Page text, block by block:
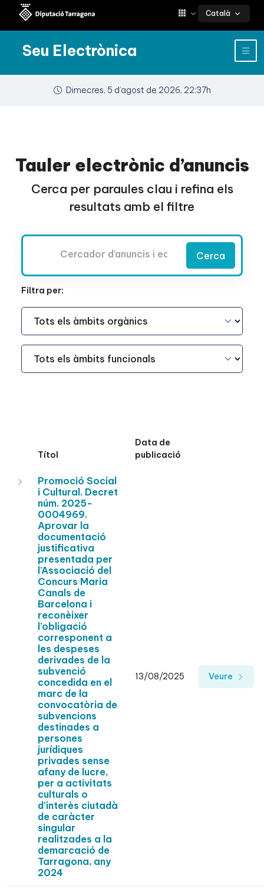
Català
Seu Electrònica
Dimecres, 5 d’agost de 2026, 22:37h
Tauler electrònic d’anuncis
Cerca per paraules clau i refina els
resultats amb el filtre
Cerca
Filtra per:
Àmbit Funcional
Àmbit Funcional
Títol
Data de
publicació
Promoció Social
i Cultural. Decret
núm. 2025-
0004969.
Aprovar la
documentació
justificativa
presentada per
l'Associació del
Concurs Maria
Canals de
Barcelona i
reconèixer
l’obligació
corresponent a
les despeses
derivades de la
subvenció
concedida en el
marc de la
convocatòria de
subvencions
destinades a
persones
jurídiques
privades sense
afany de lucre,
per a activitats
culturals o
d’interès ciutadà
de caràcter
singular
realitzades a la
demarcació de
Tarragona, any
2024
13/08/2025 Veure